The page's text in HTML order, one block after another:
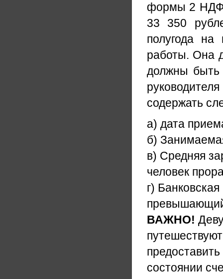
формы 2
33 350
полугода
работы. Она
должны быть
содержать
а) дата
б)
в) Средняя
человек
г)
ВАЖНО!
состоянии